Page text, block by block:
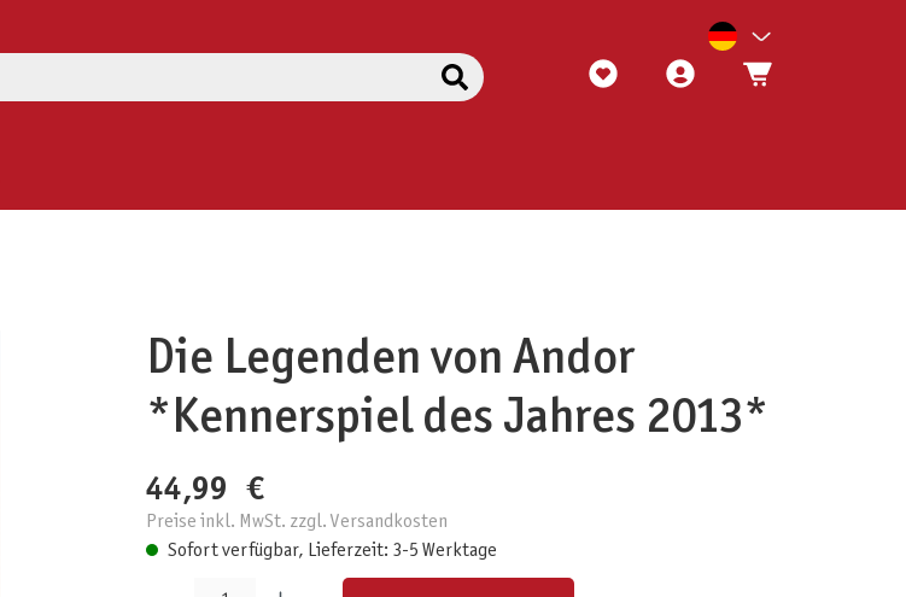
Die Legenden von Andor
*Kennerspiel des Jahres 2013*
44,99 €
Preise inkl. MwSt. zzgl. Versandkosten
Sofort verfügbar, Lieferzeit: 3-5 Werktage
Produkt Anzahl: Gib den gewünschten Wert ein oder benutze die Schaltflächen um die Anzahl zu erhöhen oder zu reduzieren.